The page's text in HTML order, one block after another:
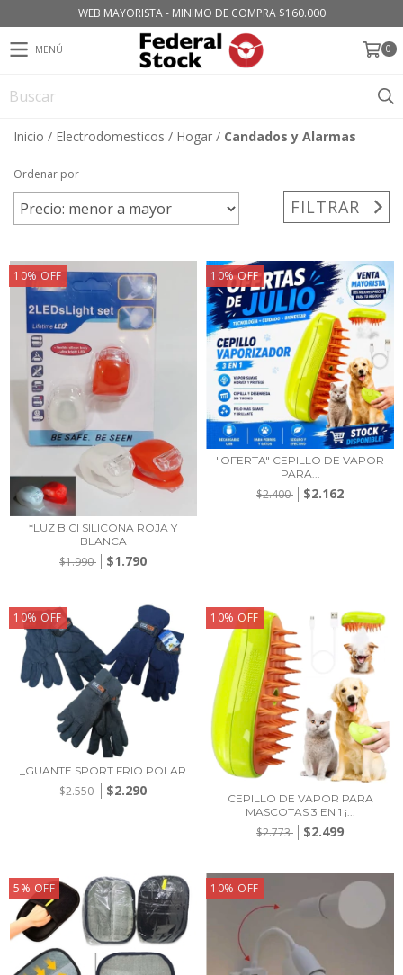
WEB MAYORISTA - MINIMO DE COMPRA $160.000
MENÚ 0
Inicio / Electrodomesticos / Hogar / Candados y Alarmas
Ordenar por
FILTRAR
10% OFF
*LUZ BICI SILICONA ROJA Y
BLANCA
$1.990 $1.790
10%OFF
"OFERTA" CEPILLO DE VAPOR
PARA...
$2.400 $2.162
10% OFF
_GUANTE SPORT FRIO POLAR
$2.550 $2.290
10% OFF
CEPILLO DE VAPOR PARA
MASCOTAS 3 EN 1 ¡...
$2.773 $2.499
5% OFF 10% OFF